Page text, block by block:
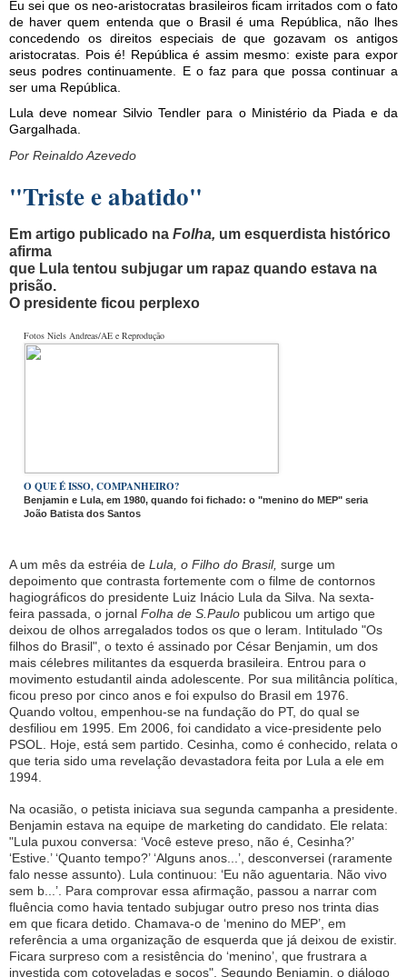
Eu sei que os neo-aristocratas brasileiros ficam irritados com o fato
de haver quem entenda que o Brasil é uma República, não lhes
concedendo os direitos especiais de que gozavam os antigos
aristocratas. Pois é! República é assim mesmo: existe para expor
seus podres continuamente. E o faz para que possa continuar a
ser uma República.
Lula deve nomear Silvio Tendler para o Ministério da Piada e da
Gargalhada.
Por Reinaldo Azevedo
"Triste e abatido"
Em artigo publicado na Folha, um esquerdista histórico
afirma
que Lula tentou subjugar um rapaz quando estava na
prisão.
O presidente ficou perplexo
Fotos Niels Andreas/AE e Reprodução
O QUE É ISSO, COMPANHEIRO?
Benjamin e Lula, em 1980, quando foi fichado: o "menino do MEP" seria
João Batista dos Santos
A um mês da estréia de Lula, o Filho do Brasil, surge um
depoimento que contrasta fortemente com o filme de contornos
hagiográficos do presidente Luiz Inácio Lula da Silva. Na sexta-
feira passada, o jornal Folha de S.Paulo publicou um artigo que
deixou de olhos arregalados todos os que o leram. Intitulado "Os
filhos do Brasil", o texto é assinado por César Benjamin, um dos
mais célebres militantes da esquerda brasileira. Entrou para o
movimento estudantil ainda adolescente. Por sua militância política,
ficou preso por cinco anos e foi expulso do Brasil em 1976.
Quando voltou, empenhou-se na fundação do PT, do qual se
desfiliou em 1995. Em 2006, foi candidato a vice-presidente pelo
PSOL. Hoje, está sem partido. Cesinha, como é conhecido, relata o
que teria sido uma revelação devastadora feita por Lula a ele em
1994.
Na ocasião, o petista iniciava sua segunda campanha a presidente.
Benjamin estava na equipe de marketing do candidato. Ele relata:
"Lula puxou conversa: ‘Você esteve preso, não é, Cesinha?’
‘Estive.’ ‘Quanto tempo?’ ‘Alguns anos...’, desconversei (raramente
falo nesse assunto). Lula continuou: ‘Eu não aguentaria. Não vivo
sem b...’. Para comprovar essa afirmação, passou a narrar com
fluência como havia tentado subjugar outro preso nos trinta dias
em que ficara detido. Chamava-o de ‘menino do MEP’, em
referência a uma organização de esquerda que já deixou de existir.
Ficara surpreso com a resistência do ‘menino’, que frustrara a
investida com cotoveladas e socos". Segundo Benjamin, o diálogo